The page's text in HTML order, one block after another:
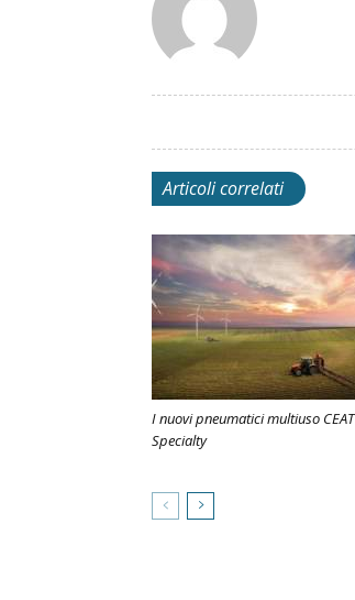
Articoli correlati
I nuovi pneumatici multiuso CEAT
Specialty